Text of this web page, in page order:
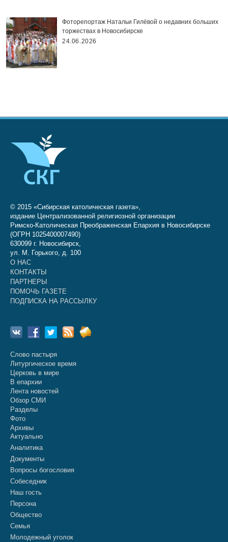
Фоторепортаж Натальи Гилёвой о недавних больших
торжествах в Новосибирске
24.06.2026
© 2015 «Сибирская католическая газета»,
издание Централизованной религиозной организации
Римско-Католическая Преображенская Епархия в Новосибирске
(ОГРН 1025400007490)
630099 г. Новосибирск,
ул. М. Горького, д. 100
О НАС
КОНТАКТЫ
ПАРТНЕРЫ
ПОМОЧЬ ГАЗЕТЕ
ПОДПИСКА НА РАССЫЛКУ
Слово пастыря
Литургическое время
Церковь в мире
В епархии
Лента новостей
Обзор СМИ
Разделы
Фото
Архивы
Актуально
Аналитика
Документы
Вопросы богословия
Собеседник
Наш гость
Персона
Общество
Семья
Молодежный уголок